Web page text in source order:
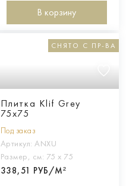
В корзину
СНЯТО С ПР-ВА
Плитка Klif Grey
75x75
Под заказ
Артикул: ANXU
Размер, см: 75 х 75
338,51 РУБ/М²